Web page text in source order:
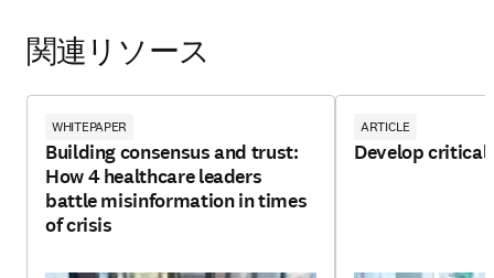
関連リソース
WHITEPAPER
Building consensus and trust:
How 4 healthcare leaders
battle misinformation in times
of crisis
ARTICLE
Develop